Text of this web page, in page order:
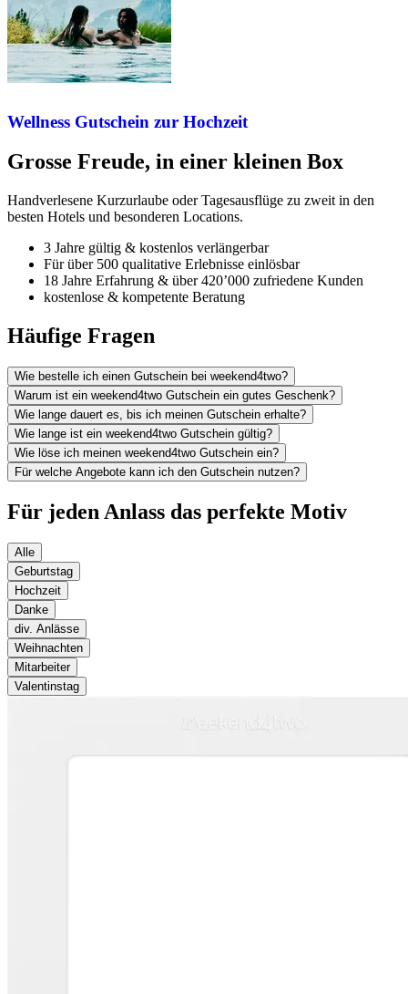
Wellness Gutschein zur Hochzeit
Grosse Freude, in einer kleinen Box
Handverlesene Kurzurlaube oder Tagesausflüge zu zweit in den
besten Hotels und besonderen Locations.
3 Jahre gültig & kostenlos verlängerbar
Für über 500 qualitative Erlebnisse einlösbar
18 Jahre Erfahrung & über 420’000 zufriedene Kunden
kostenlose & kompetente Beratung
Häufige Fragen
Wie bestelle ich einen Gutschein bei weekend4two?
Warum ist ein weekend4two Gutschein ein gutes Geschenk?
Wie lange dauert es, bis ich meinen Gutschein erhalte?
Wie lange ist ein weekend4two Gutschein gültig?
Wie löse ich meinen weekend4two Gutschein ein?
Für welche Angebote kann ich den Gutschein nutzen?
Für jeden Anlass das perfekte Motiv
Alle
Geburtstag
Hochzeit
Danke
div. Anlässe
Weihnachten
Mitarbeiter
Valentinstag